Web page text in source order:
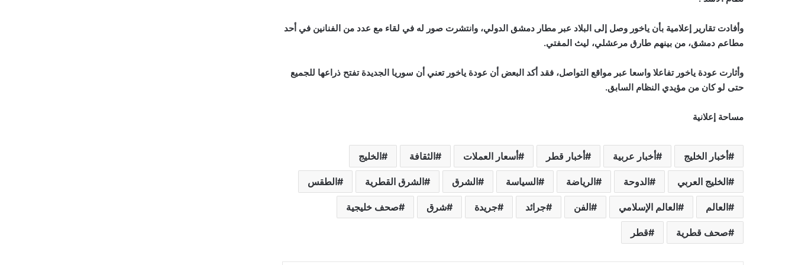
وأفادت تقارير إعلامية بأن ياخور وصل إلى البلاد عبر مطار دمشق الدولي، وانتشرت صور له في لقاء مع عدد من الفنانين في أحد
مطاعم دمشق، من بينهم طارق مرعشلي، ليث المفتي.
وأثارت عودة ياخور تفاعلا واسعا عبر مواقع التواصل، فقد أكد البعض أن عودة ياخور تعني أن سوريا الجديدة تفتح ذراعها للجميع
حتى لو كان من مؤيدي النظام السابق.
مساحة إعلانية
أخبار الخليج أخبار عربية أخبار قطر أسعار العملات الثقافة الخليج
الخليج العربي الدوحة الرياضة السياسة الشرق الشرق القطرية الطقس
العالم العالم الإسلامي الفن جرائد جريدة شرق صحف خليجية
صحف قطرية قطر